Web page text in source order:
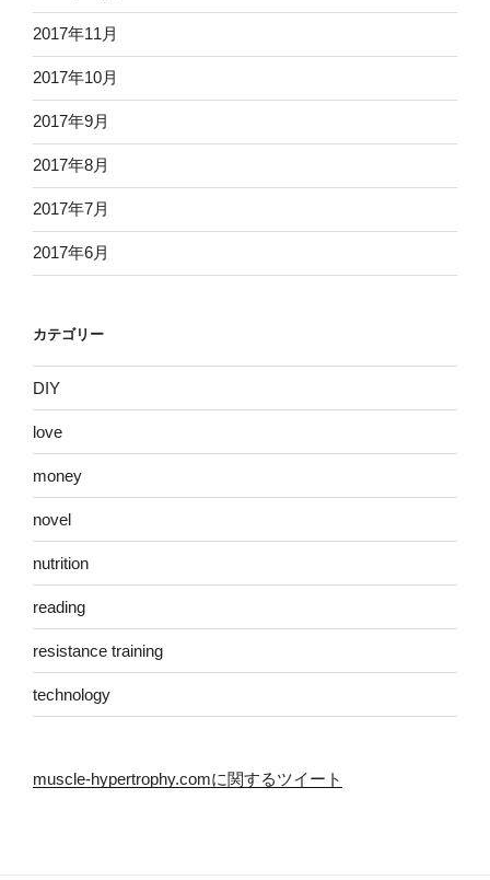
2017年11月
2017年10月
2017年9月
2017年8月
2017年7月
2017年6月
カテゴリー
DIY
love
money
novel
nutrition
reading
resistance training
technology
muscle-hypertrophy.comに関するツイート